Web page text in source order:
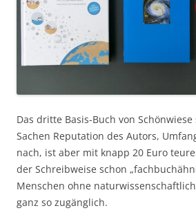
Das dritte Basis-Buch von
Sachen Reputation des Autors,
nach, ist aber mit knapp 20 Euro
der Schreibweise schon
Menschen ohne
ganz so zugänglich.